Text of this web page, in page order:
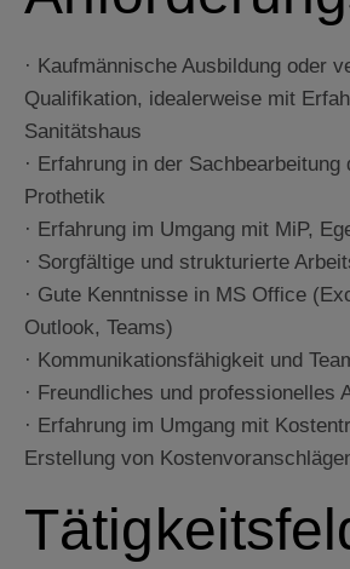
· Kaufmännische Ausbildung oder
Qualifikation, idealerweise mit
Sanitätshaus
· Erfahrung in der
Prothetik
· Erfahrung im Umgang mit MiP,
· Sorgfältige und strukturierte
· Gute Kenntnisse in MS Office
Outlook, Teams)
· Kommunikationsfähigkeit und
· Freundliches und professionelles
· Erfahrung im Umgang mit
Erstellung von